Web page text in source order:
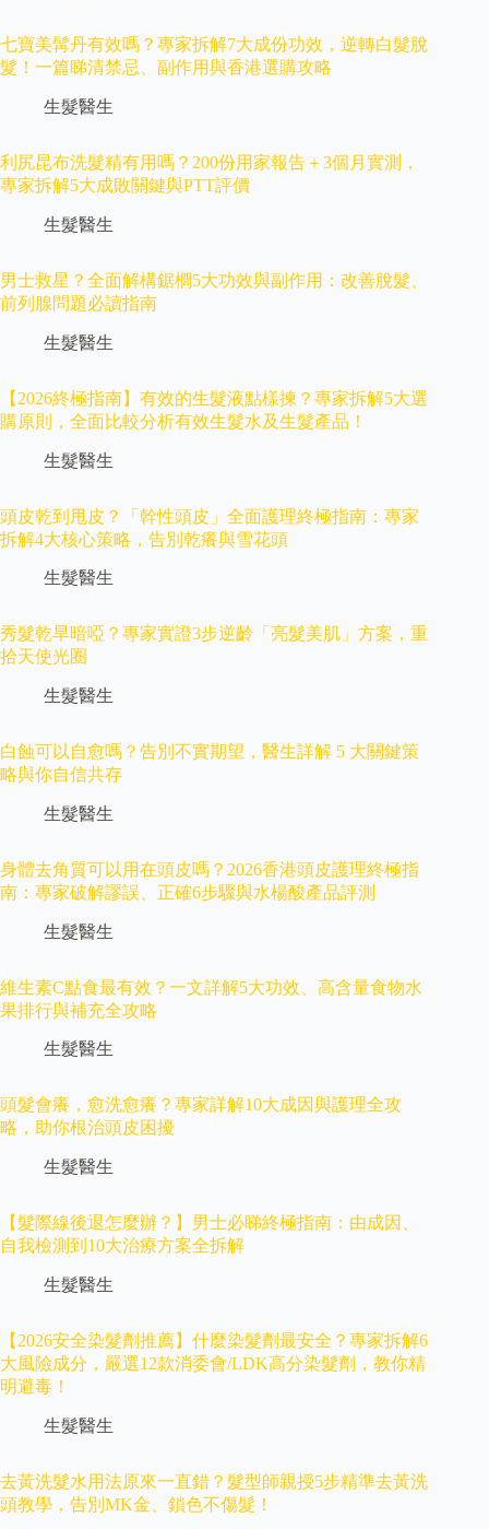
七寶美髯丹有效嗎？專家拆解7大成份功效，逆轉白髮脫
髮！一篇睇清禁忌、副作用與香港選購攻略
生髮醫生
利尻昆布洗髮精有用嗎？200份用家報告＋3個月實測，
專家拆解5大成敗關鍵與PTT評價
生髮醫生
男士救星？全面解構鋸櫚5大功效與副作用：改善脫髮、
前列腺問題必讀指南
生髮醫生
【2026終極指南】有效的生髮液點樣揀？專家拆解5大選
購原則，全面比較分析有效生髮水及生髮產品！
生髮醫生
頭皮乾到甩皮？「幹性頭皮」全面護理終極指南：專家
拆解4大核心策略，告別乾癢與雪花頭
生髮醫生
秀髮乾旱暗啞？專家實證3步逆齡「亮髮美肌」方案，重
拾天使光圈
生髮醫生
白蝕可以自愈嗎？告別不實期望，醫生詳解 5 大關鍵策
略與你自信共存
生髮醫生
身體去角質可以用在頭皮嗎？2026香港頭皮護理終極指
南：專家破解謬誤、正確6步驟與水楊酸產品評測
生髮醫生
維生素C點食最有效？一文詳解5大功效、高含量食物水
果排行與補充全攻略
生髮醫生
頭髮會癢，愈洗愈癢？專家詳解10大成因與護理全攻
略，助你根治頭皮困擾
生髮醫生
【髮際線後退怎麼辦？】男士必睇終極指南：由成因、
自我檢測到10大治療方案全拆解
生髮醫生
【2026安全染髮劑推薦】什麼染髮劑最安全？專家拆解6
大風險成分，嚴選12款消委會/LDK高分染髮劑，教你精
明避毒！
生髮醫生
去黃洗髮水用法原來一直錯？髮型師親授5步精準去黃洗
頭教學，告別MK金、鎖色不傷髮！